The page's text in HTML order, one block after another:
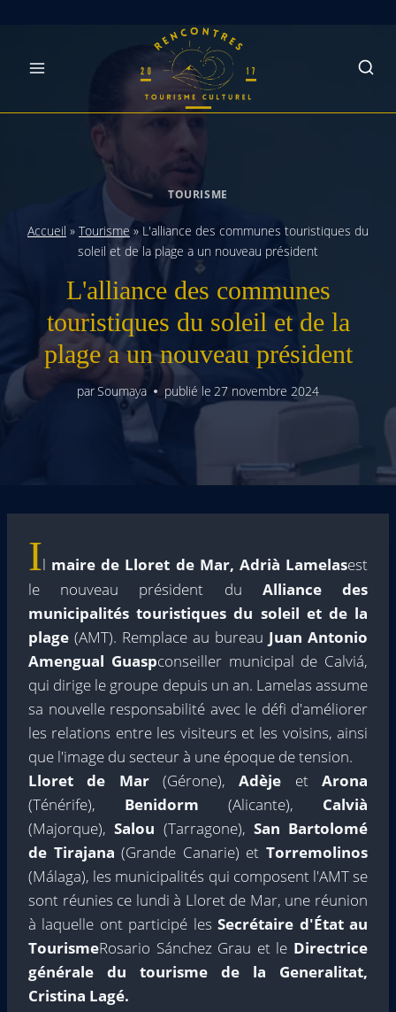
TOURISME
Accueil » Tourisme» L'alliance des communes touristiques du
soleil et de la plage a un nouveau président
L'alliance des communes
touristiques du soleil et de la
plage a un nouveau président
parSoumaya publié le 27 novembre 2024
Il maire de Lloret de Mar, Adrià Lamelasest
le nouveau président du Alliance des
municipalités touristiques du soleil et de la
plage (AMT). Remplace au bureau Juan Antonio
Amengual Guaspconseiller municipal de Calviá,
qui dirige le groupe depuis un an. Lamelas assume
sa nouvelle responsabilité avec le défi d'améliorer
les relations entre les visiteurs et les voisins, ainsi
que l'image du secteur à une époque de tension.
Lloret de Mar(Gérone),Adèje etArona
(Ténérife), Benidorm (Alicante), Calvià
(Majorque),Salou (Tarragone), San Bartolomé
de Tirajana (Grande Canarie) etTorremolinos
(Málaga), les municipalités qui composent l'AMT se
sont réunies ce lundi à Lloret de Mar, une réunion
à laquelle ont participé lesSecrétaire d'État au
TourismeRosario Sánchez Grau et le Directrice
générale du tourisme de la Generalitat,
Cristina Lagé.